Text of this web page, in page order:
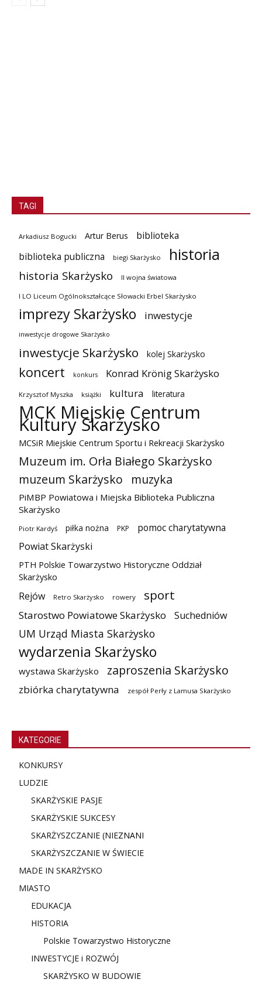
TAGI
Arkadiusz Bogucki Artur Berus
biblioteka
biblioteka publiczna
biegi Skarżysko historia
historia Skarżysko II wojna światowa
I LO Liceum Ogólnokształcące Słowacki Erbel Skarżysko
imprezy Skarżysko inwestycje
inwestycje drogowe Skarżysko
inwestycje Skarżysko kolej Skarżysko
koncert konkurs Konrad Krönig Skarżysko
Krzysztof Myszka książki kultura literatura
MCK Miejskie Centrum
Kultury Skarżysko
MCSiR Miejskie Centrum Sportu i Rekreacji Skarżysko
Muzeum im. Orła Białego Skarżysko
muzeum Skarżysko
muzyka
PiMBP Powiatowa i Miejska Biblioteka Publiczna
Skarżysko
Piotr Kardyś piłka nożna PKP
pomoc charytatywna
Powiat Skarżyski
PTH Polskie Towarzystwo Historyczne Oddział
Skarżysko
Rejów Retro Skarżysko rowery sport
Starostwo Powiatowe Skarżysko Suchedniów
UM Urząd Miasta Skarżysko
wydarzenia Skarżysko
wystawa Skarżysko zaproszenia Skarżysko
zbiórka charytatywna zespół Perły z Lamusa Skarżysko
KATEGORIE
KONKURSY
LUDZIE
SKARŻYSKIE PASJE
SKARŻYSKIE SUKCESY
SKARŻYSZCZANIE (NIEZNANI
SKARŻYSZCZANIE W ŚWIECIE
MADE IN SKARŻYSKO
MIASTO
EDUKACJA
HISTORIA
Polskie Towarzystwo Historyczne
INWESTYCJE i ROZWÓJ
SKARŻYSKO W BUDOWIE